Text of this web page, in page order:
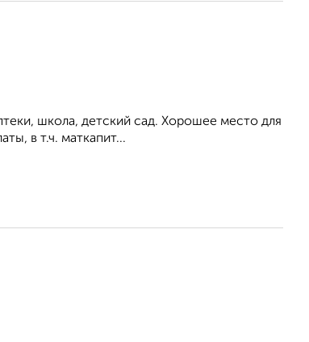
школа, детский сад. Хорошее место для
в т.ч. маткапит...